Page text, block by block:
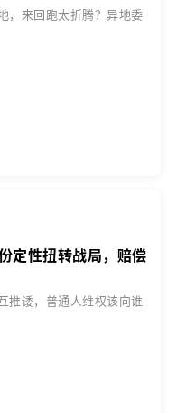
，来回跑太折腾？异地委
定性扭转战局，赔偿
推诿，普通人维权该向谁